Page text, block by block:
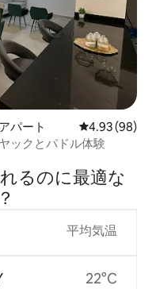
パート レビュー98
4.93 (98)
ックとパドル体験
るの⁠に最⁠適⁠な
平均気温
22°C